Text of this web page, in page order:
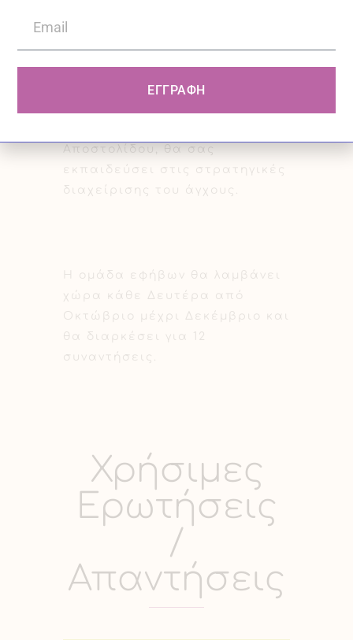
Το έμπειρο προσωπικό του
Αποστολίδου, θα σας
εκπαιδεύσει στις στρατηγικές
διαχείρισης του άγχους.
Η ομάδα εφήβων θα λαμβάνει
χώρα κάθε Δευτέρα από
Οκτώβριο μέχρι Δεκέμβριο και
θα διαρκέσει για 12
συναντήσεις.
Χρήσιμες
Ερωτήσεις
/
Απαντήσεις
ΕΓΓΡΑΦΗ